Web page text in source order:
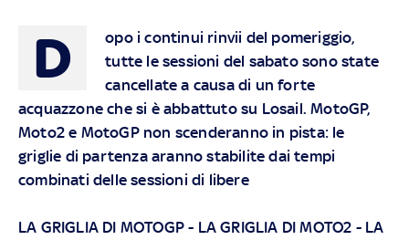
D
opo i continui rinvii del pomeriggio,
tutte le sessioni del sabato sono state
cancellate a causa di un forte
acquazzone che si è abbattuto su Losail. MotoGP,
Moto2 e MotoGP non scenderanno in pista: le
griglie di partenza aranno stabilite dai tempi
combinati delle sessioni di libere
LA GRIGLIA DI MOTOGP - LA GRIGLIA DI MOTO2 - LA